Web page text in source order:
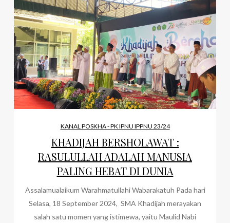
KANAL POSKHA - PK IPNU IPPNU 23/24
KHADIJAH BERSHOLAWAT :
RASULULLAH ADALAH MANUSIA
PALING HEBAT DI DUNIA
Assalamualaikum Warahmatullahi Wabarakatuh Pada hari
Selasa, 18 September 2024, SMA Khadijah merayakan
salah satu momen yang istimewa, yaitu Maulid Nabi